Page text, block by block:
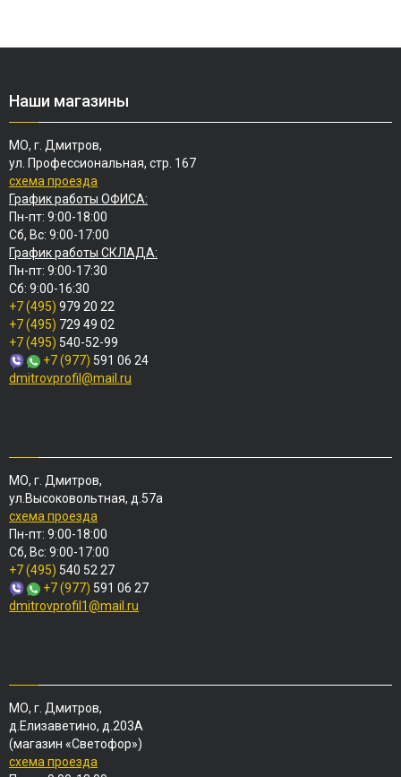
Наши магазины
МО, г. Дмитров,
ул. Профессиональная, стр. 167
схема проезда
График работы ОФИСА:
Пн-пт: 9:00-18:00
Сб, Вс: 9:00-17:00
График работы СКЛАДА:
Пн-пт: 9:00-17:30
Сб: 9:00-16:30
+7 (495) 979 20 22
+7 (495) 729 49 02
+7 (495) 540-52-99
+7 (977) 591 06 24
dmitrovprofil@mail.ru
МО, г. Дмитров,
ул.Высоковольтная, д.57а
схема проезда
Пн-пт: 9:00-18:00
Сб, Вс: 9:00-17:00
+7 (495) 540 52 27
+7 (977) 591 06 27
dmitrovprofil1@mail.ru
МО, г. Дмитров,
д.Елизаветино, д.203А
(магазин «Светофор»)
схема проезда